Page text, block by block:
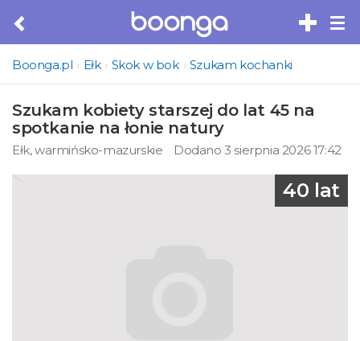
Boonga.pl
Ełk Skok w bok Szukam kochanki
Szukam kobiety starszej do lat 45 na
spotkanie na łonie natury
Ełk, warmińsko-mazurskie Dodano 3 sierpnia 2026 17:42
40 lat